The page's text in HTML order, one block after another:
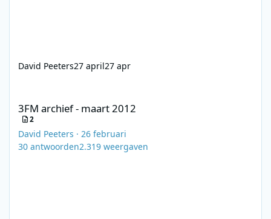
David Peeters27 april27 apr
3FM archief - maart 2012
2
David Peeters · 26 februari
30 antwoorden2.319 weergaven